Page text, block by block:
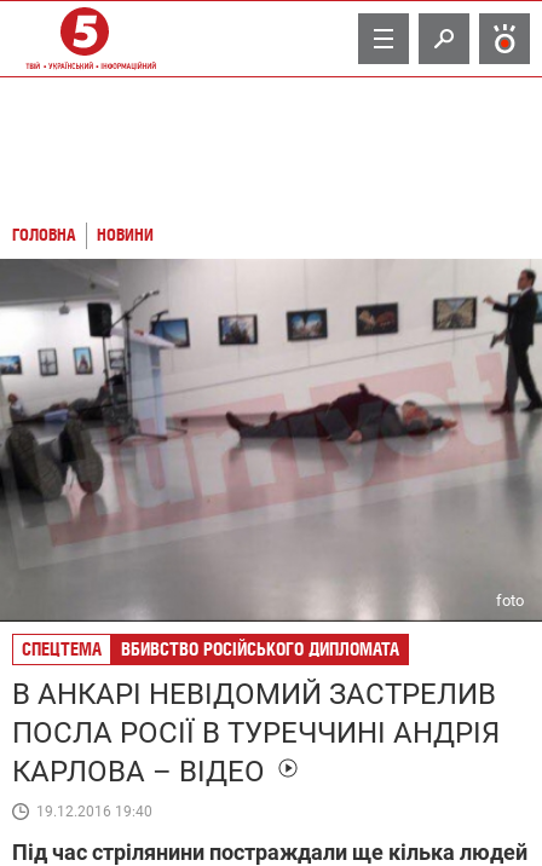
TV
ГОЛОВНА НОВИНИ
foto
СПЕЦТЕМА ВБИВСТВО РОСІЙСЬКОГО ДИПЛОМАТА
В АНКАРІ НЕВІДОМИЙ ЗАСТРЕЛИВ
ПОСЛА РОСІЇ В ТУРЕЧЧИНІ АНДРІЯ
КАРЛОВА – ВІДЕО
19.12.2016 19:40
Під час стрілянини постраждали ще кілька людей